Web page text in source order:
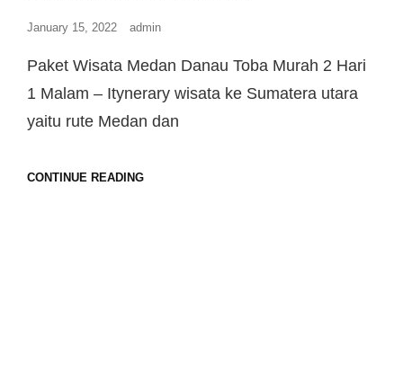
January 15, 2022 admin
Paket Wisata Medan Danau Toba Murah 2 Hari
1 Malam – Itynerary wisata ke Sumatera utara
yaitu rute Medan dan
CONTINUE READING